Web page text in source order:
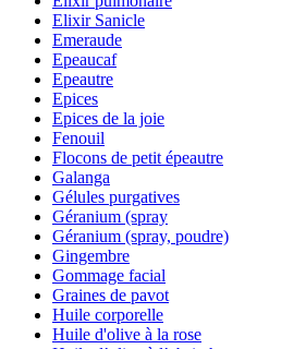
Elixir Sanicle
Emeraude
Epeaucaf
Epeautre
Epices
Epices de la joie
Fenouil
Flocons de petit épeautre
Galanga
Gélules purgatives
Géranium (spray
Géranium (spray, poudre)
Gingembre
Gommage facial
Graines de pavot
Huile corporelle
Huile d'olive à la rose